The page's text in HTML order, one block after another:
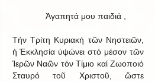
Ἀγαπητά μου παιδιά ,
Τήν Τρίτη Κυριακή τῶν Νηστειῶν,
ἡ Ἐκκλησία ὑψώνει στό μέσον τῶν
Ἱερῶν Ναῶν τόν Τίμιο καί Ζωοποιό
Σταυρό τοῦ Χριστοῦ, ὥστε